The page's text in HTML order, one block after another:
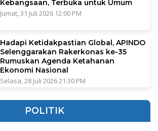
Kebangsaan, Terbuka untuk Umum
Jumat, 31 Juli 2026 12:00 PM
Hadapi Ketidakpastian Global, APINDO
Selenggarakan Rakerkonas ke-35
Rumuskan Agenda Ketahanan
Ekonomi Nasional
Selasa, 28 Juli 2026 21:30 PM
POLITIK